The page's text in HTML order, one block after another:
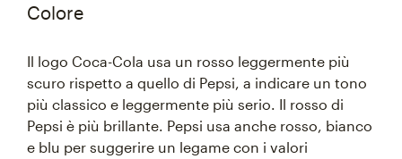
Colore
Il logo Coca-Cola usa un rosso leggermente più
scuro rispetto a quello di Pepsi, a indicare un tono
più classico e leggermente più serio. Il rosso di
Pepsi è più brillante. Pepsi usa anche rosso, bianco
e blu per suggerire un legame con i valori